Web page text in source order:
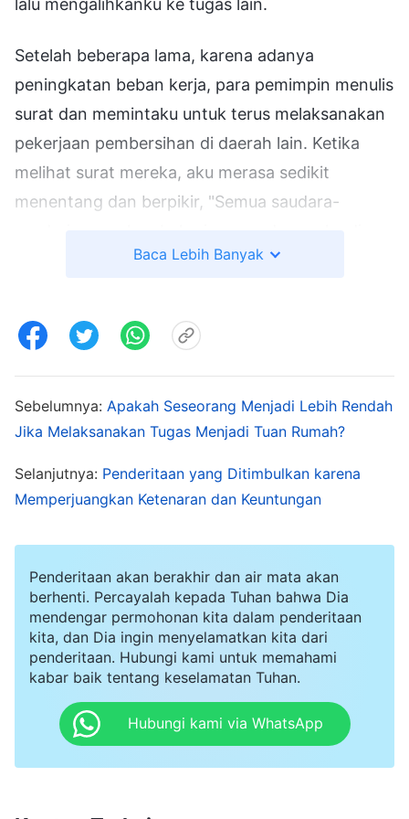
Setelah beberapa lama, karena adanya
peningkatan beban kerja, para pemimpin menulis
surat dan memintaku untuk terus melaksanakan
pekerjaan pembersihan di daerah lain. Ketika
melihat surat mereka, aku merasa sedikit
menentang dan berpikir, "Semua saudara-
sana memiliki kualitas yang lebih baik dariku.
mempersekutukan kebenaran dan memandang
berbagai hal. Aku tidak akan menonjol dalam
tugas-tugasku di sana dan akhirnya hanya akan
membuat diriku terlihat bodoh. Aku tidak ingin
pergi ke sana." Jadi, aku menolak dan berdalih
bahwa kualitasku buruk dan aku tidak dapat
menangani tugas itu. Seiring dengan
pekerja menyuratiku beberapa kali dalam
persekutuan. Namun, ketika aku berpikir bahwa
saudara-saudari di daerah lain itu memiliki
kemampuan kerja dan kualitas yang baik aku
merasa bahwa kehadiranku tidak akan terasa di
sana. Jadi, aku terus menolak permintaan
mereka. Kenyataannya, aku merasa sangat
Baca Lebih Banyak
Sebelumnya: Apakah Seseorang Menjadi Lebih Rendah
Jika Melaksanakan Tugas Menjadi Tuan Rumah?
Selanjutnya: Penderitaan yang Ditimbulkan karena
Memperjuangkan Ketenaran dan Keuntungan
Penderitaan akan berakhir dan air mata akan
berhenti. Percayalah kepada Tuhan bahwa Dia
mendengar permohonan kita dalam penderitaan
kita, dan Dia ingin menyelamatkan kita dari
penderitaan. Hubungi kami untuk memahami
kabar baik tentang keselamatan Tuhan.
Hubungi kami via WhatsApp